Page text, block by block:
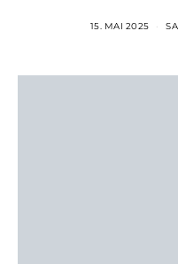
15. MAI 2025